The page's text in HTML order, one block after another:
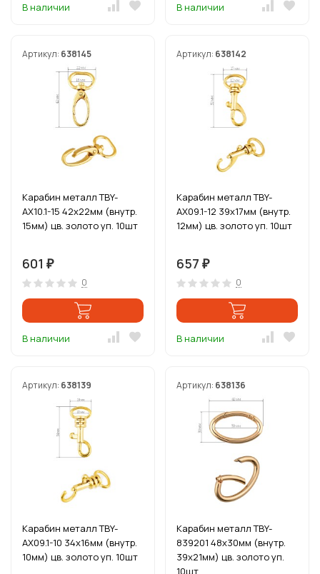
В наличии В наличии
Артикул: 638145
Карабин металл TBY-
AX10.1-15 42х22мм (внутр.
15мм) цв. золото уп. 10шт
601 ₽
0
В наличии
Артикул: 638142
Карабин металл TBY-
AX09.1-12 39х17мм (внутр.
12мм) цв. золото уп. 10шт
657 ₽
0
В наличии
Артикул: 638139
Карабин металл TBY-
AX09.1-10 34х16мм (внутр.
10мм) цв. золото уп. 10шт
Артикул: 638136
Карабин металл TBY-
839201 48х30мм (внутр.
39х21мм) цв. золото уп.
10шт